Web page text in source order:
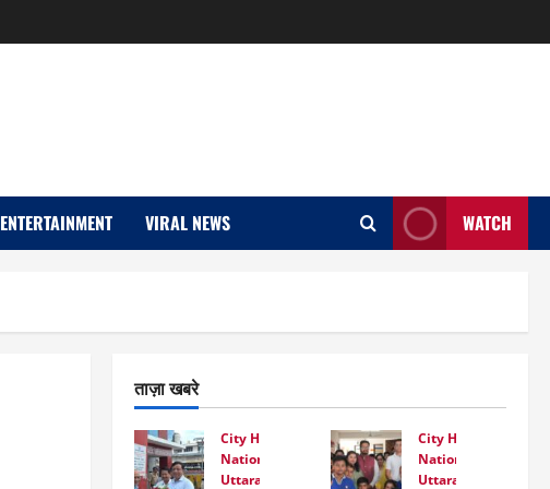
ENTERTAINMENT VIRAL NEWS WATCH
ताज़ा खबरे
City Highlight
National
Uttarakhand
City Highlight
National
Uttarakhand